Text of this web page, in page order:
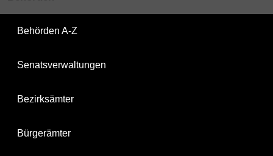
Behörden A-Z
Senatsverwaltungen
Bezirksämter
Bürgerämter